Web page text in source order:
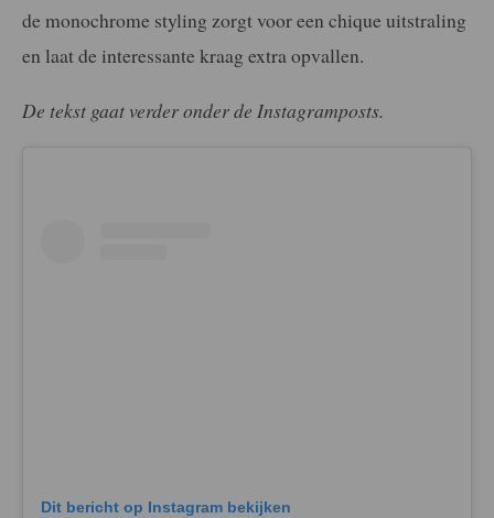
de monochrome styling zorgt voor een chique uitstraling
en laat de interessante kraag extra opvallen.
De tekst gaat verder onder de Instagramposts.
Dit bericht op Instagram bekijken